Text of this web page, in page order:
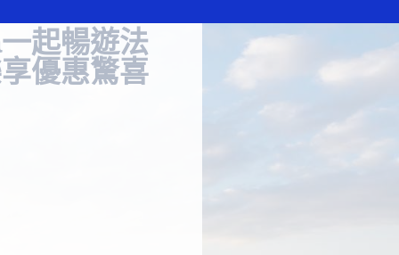
起暢遊法
優惠驚喜